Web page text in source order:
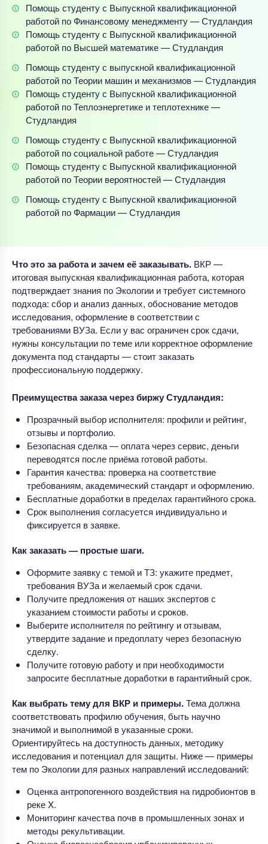
Помощь студенту с Выпускной квалификационной
работой по Финансовому менеджменту — Студландия
Помощь студенту с Выпускной квалификационной
работой по Высшей математике — Студландия
Помощь студенту с выпускной квалификационной
работой по Теории машин и механизмов — Студландия
Помощь студенту с Выпускной квалификационной
работой по Теплоэнергетике и теплотехнике —
Студландия
Помощь студенту с Выпускной квалификационной
работой по социальной работе — Студландия
Помощь студенту с Выпускной квалификационной
работой по Теории вероятностей — Студландия
Помощь студенту с Выпускной квалификационной
работой по Фармации — Студландия
Что это за работа и зачем её заказывать. ВКР —
итоговая выпускная квалификационная работа, которая
подтверждает знания по Экологии и требует системного
подхода: сбор и анализ данных, обоснование методов
исследования, оформление в соответствии с
требованиями ВУЗа. Если у вас ограничен срок сдачи,
нужны консультации по теме или корректное оформление
документа под стандарты — стоит заказать
профессиональную поддержку.
Преимущества заказа через биржу Студландия:
Прозрачный выбор исполнителя: профили и рейтинг,
отзывы и портфолио.
Безопасная сделка — оплата через сервис, деньги
переводятся после приёма готовой работы.
Гарантия качества: проверка на соответствие
требованиям, академический стандарт и оформлению.
Бесплатные доработки в пределах гарантийного срока.
Срок выполнения согласуется индивидуально и
фиксируется в заявке.
Как заказать — простые шаги.
Оформите заявку с темой и ТЗ: укажите предмет,
требования ВУЗа и желаемый срок сдачи.
Получите предложения от наших экспертов с
указанием стоимости работы и сроков.
Выберите исполнителя по рейтингу и отзывам,
утвердите задание и предоплату через безопасную
сделку.
Получите готовую работу и при необходимости
запросите бесплатные доработки в гарантийный срок.
Как выбрать тему для ВКР и примеры.Тема должна
соответствовать профилю обучения, быть научно
значимой и выполнимой в указанные сроки.
Ориентируйтесь на доступность данных, методику
исследования и потенциал для защиты. Ниже — примеры
тем по Экологии для разных направлений исследований:
Оценка антропогенного воздействия на гидробионтов в
реке X.
Мониторинг качества почв в промышленных зонах и
методы рекультивации.